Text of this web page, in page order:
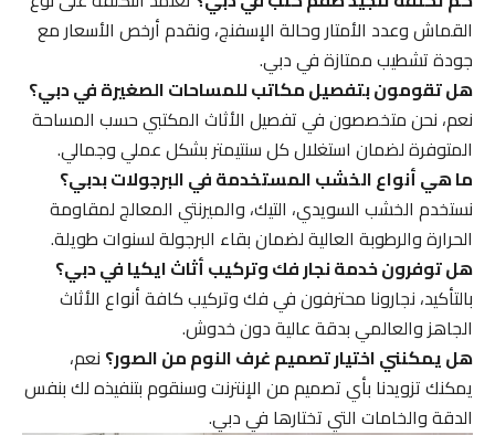
القماش وعدد الأمتار وحالة الإسفنج، ونقدم أرخص الأسعار مع
جودة تشطيب ممتازة في دبي.
هل تقومون بتفصيل مكاتب للمساحات الصغيرة في دبي؟
نعم، نحن متخصصون في تفصيل الأثاث المكتبي حسب المساحة
المتوفرة لضمان استغلال كل سنتيمتر بشكل عملي وجمالي.
ما هي أنواع الخشب المستخدمة في البرجولات بدبي؟
نستخدم الخشب السويدي، التيك، والميرنتي المعالج لمقاومة
الحرارة والرطوبة العالية لضمان بقاء البرجولة لسنوات طويلة.
هل توفرون خدمة نجار فك وتركيب أثاث ايكيا في دبي؟
بالتأكيد، نجارونا محترفون في فك وتركيب كافة أنواع الأثاث
الجاهز والعالمي بدقة عالية دون خدوش.
هل يمكنني اختيار تصميم غرف النوم من الصور؟نعم،
يمكنك تزويدنا بأي تصميم من الإنترنت وسنقوم بتنفيذه لك بنفس
الدقة والخامات التي تختارها في دبي.